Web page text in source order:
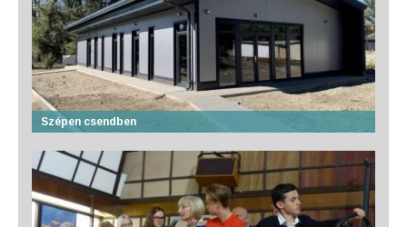
Szépen csendben